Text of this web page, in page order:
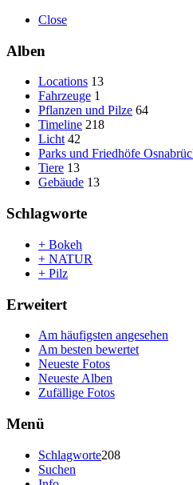
Close
Alben
Locations 13
Fahrzeuge 1
Pflanzen und Pilze 64
Timeline 218
Licht 42
Parks und Friedhöfe
Tiere 13
Gebäude 13
Schlagworte
+ Bokeh
+ NATUR
+ Pilz
Erweitert
Am häufigsten angesehen
Am besten bewertet
Neueste Fotos
Neueste Alben
Zufällige Fotos
Menü
Schlagworte208
Suchen